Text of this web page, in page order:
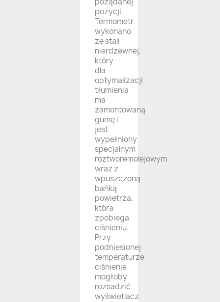
pozycji.
Termometr
wykonano
ze stali
nierdzewnej,
który
dla
optymalizacji
tłumienia
ma
zamontowaną
gumę i
jest
wypełniony
specjalnym
roztworemolejowym
wraz z
wpuszczoną
bańką
powietrza,
która
zpobiega
ciśnieniu.
Przy
podniesionej
temperaturze
ciśnienie
mogłoby
rozsadzić
wyświetlacz.